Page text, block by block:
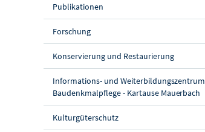
Publikationen
Forschung
Konservierung und Restaurierung
Informations- und Weiterbildungszentrum
Baudenkmalpflege - Kartause Mauerbach
Kulturgüterschutz